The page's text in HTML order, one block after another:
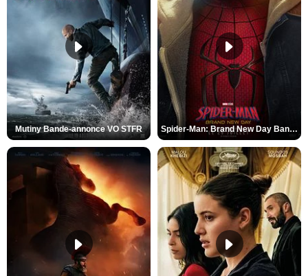
Mutiny Bande-annonce VO STFR Spider-Man: Brand New Day Bande-annonce VO STFR